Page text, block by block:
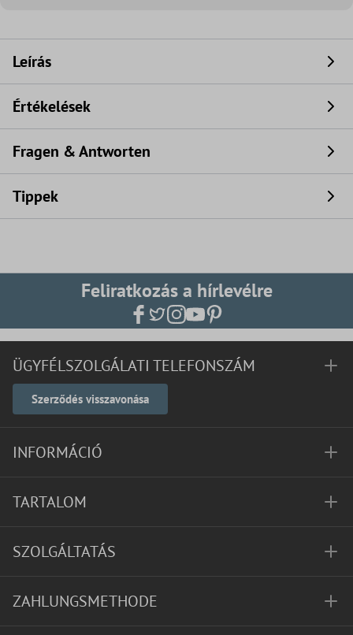
Leírás
Értékelések
Fragen & Antworten
Tippek
Feliratkozás a hírlevélre
ÜGYFÉLSZOLGÁLATI TELEFONSZÁM
Szerződés visszavonása
INFORMÁCIÓ
TARTALOM
SZOLGÁLTATÁS
ZAHLUNGSMETHODE